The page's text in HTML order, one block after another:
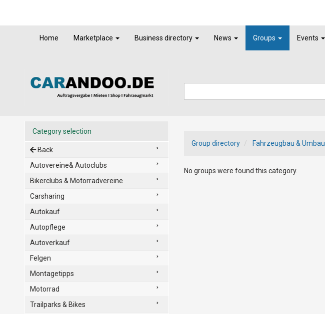
Home Marketplace Business directory News Groups Events
Group directory Fahrzeugbau & Umbau
No groups were found this category.
Category selection
Back
Autovereine& Autoclubs
Bikerclubs & Motorradvereine
Carsharing
Autokauf
Autopflege
Autoverkauf
Felgen
Montagetipps
Motorrad
Trailparks & Bikes